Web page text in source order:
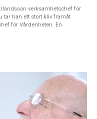
verksamhetschef för
tar han ett stort kliv framåt
för Vårdenheten. En